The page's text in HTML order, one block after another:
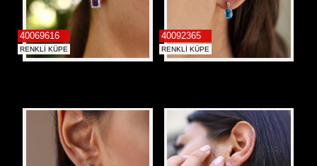
40069616
RENKLİ KÜPE
40092365
RENKLİ KÜPE